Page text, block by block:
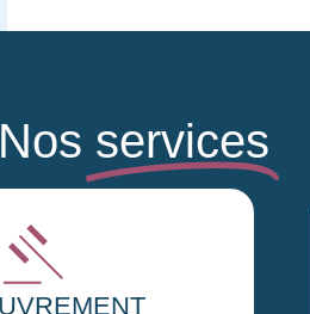
Nos services
RECOUVREMENT